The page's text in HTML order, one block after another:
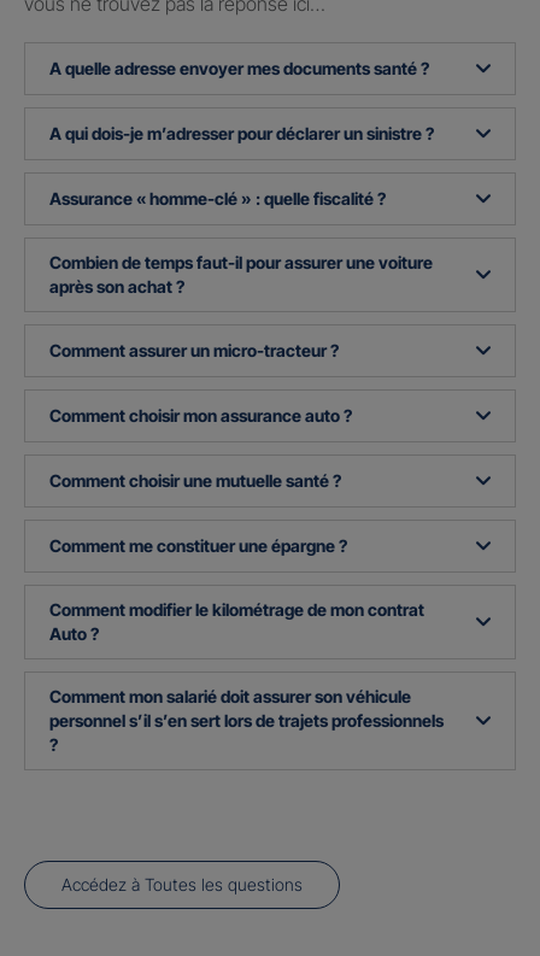
A quelle adresse envoyer mes documents santé ?
A qui dois-je m’adresser pour déclarer un sinistre ?
Assurance « homme-clé » : quelle fiscalité ?
Combien de temps faut-il pour assurer une voiture
après son achat ?
Comment assurer un micro-tracteur ?
Comment choisir mon assurance auto ?
Comment choisir une mutuelle santé ?
Comment me constituer une épargne ?
Comment modifier le kilométrage de mon contrat
Auto ?
Comment mon salarié doit assurer son véhicule
personnel s’il s’en sert lors de trajets professionnels
?
Accédez à Toutes les questions